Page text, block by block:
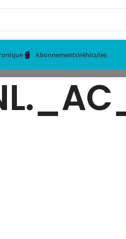
AbonnementsVéhicules